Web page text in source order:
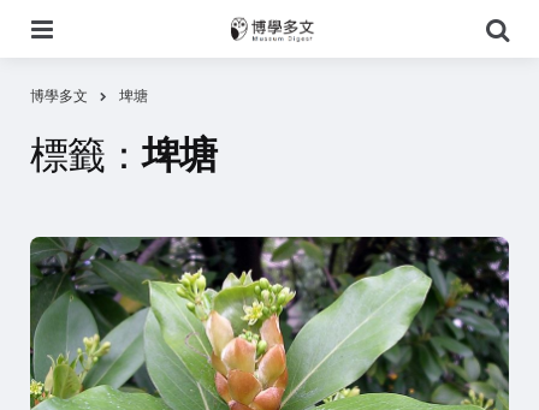
尋
博學多文 埤塘
標籤：埤塘